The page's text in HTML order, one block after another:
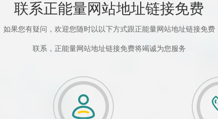
联系正能量网站地址链接免费
如果您有疑问，欢迎您随时以以下方式跟正能量网站地址链接免费
联系，正能量网站地址链接免费将竭诚为您服务